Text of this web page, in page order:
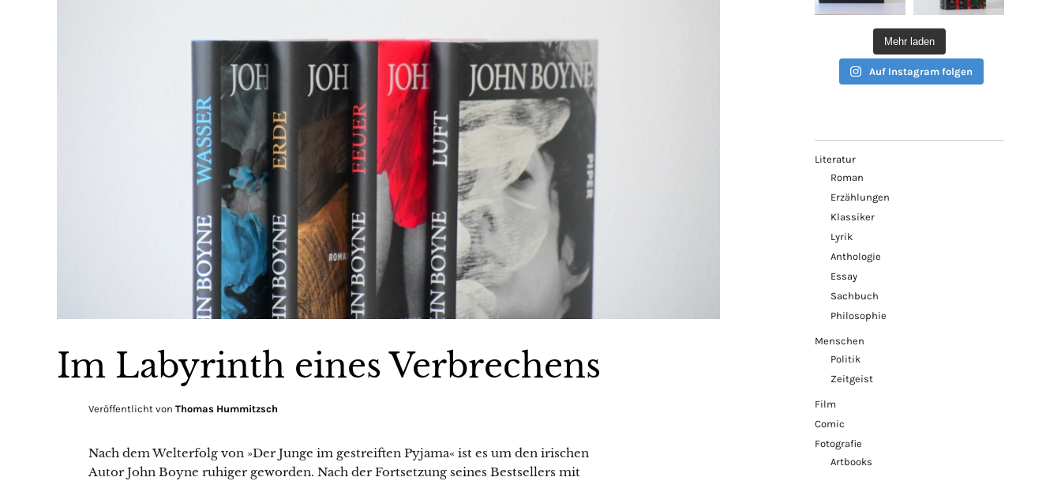
Im Labyrinth eines Verbrechens
Veröffentlicht von Thomas Hummitzsch
Nach dem Welterfolg von »Der Junge im gestreiften Pyjama« ist es um den irischen
Autor John Boyne ruhiger geworden. Nach der Fortsetzung seines Bestsellers mit
Mehr laden
Auf Instagram folgen
Literatur
Roman
Erzählungen
Klassiker
Lyrik
Anthologie
Essay
Sachbuch
Philosophie
Menschen
Politik
Zeitgeist
Film
Comic
Fotografie
Artbooks